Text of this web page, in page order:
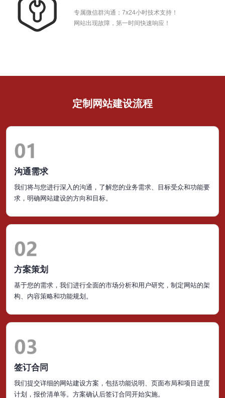
专属微信群沟通；7x24小时技术支持！
网站出现故障，第一时间快速响应！
定制网站建设流程
沟通需求
我们将与您进行深入的沟通，了解您的业务需求、目标受众和功能要
求，明确网站建设的方向和目标。
方案策划
基于您的需求，我们进行全面的市场分析和用户研究，制定网站的架
构、内容策略和功能规划。
签订合同
我们提交详细的网站建设方案，包括功能说明、页面布局和项目进度
计划，报价清单等。方案确认后签订合同开始实施。